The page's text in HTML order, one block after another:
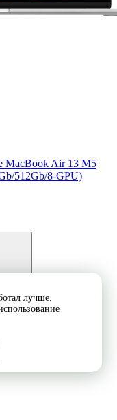
MacBook Air 13 M5
512Gb/8-GPU)
лучше.